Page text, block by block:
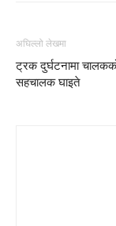
अघिल्लो लेखमा
ट्रक दुर्घटनामा
सहचालक घाइते